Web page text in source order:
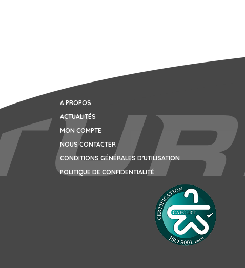
A PROPOS
ACTUALITÉS
MON COMPTE
NOUS CONTACTER
CONDITIONS GÉNÉRALES D’UTILISATION
POLITIQUE DE CONFIDENTIALITÉ